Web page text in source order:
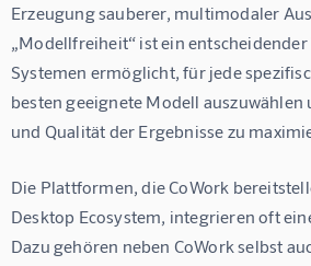
Erzeugung sauberer, multimodaler
„Modellfreiheit“ ist ein
Systemen ermöglicht, für jede
besten geeignete Modell auszuwählen
und Qualität der Ergebnisse zu
Die Plattformen, die CoWork
Desktop Ecosystem, integrieren oft
Dazu gehören neben CoWork selbst